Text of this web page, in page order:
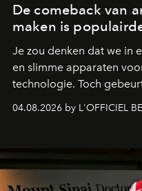
De comeback van
maken is
Je zou denken dat we in
en slimme apparaten
technologie. Toch
meer mensen grijpen
je iets met je handen
vinylplaten, fotografie
handgeschreven
alleen om nostalgie. Je
04.08.2026 by L'OFFICIEL BE